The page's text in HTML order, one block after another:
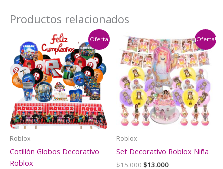
Productos relacionados
¡Oferta!
Roblox
Cotillón Globos Decorativo
Roblox
¡Oferta!
Roblox
Set Decorativo Roblox Niña
$15.000El
$13.000El